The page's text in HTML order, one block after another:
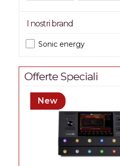
I nostri brand
Sonic energy
Offerte Speciali
New